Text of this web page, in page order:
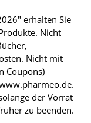
erhalten Sie
Nicht
Nicht mit
Coupons)
der Vorrat
zu beenden.